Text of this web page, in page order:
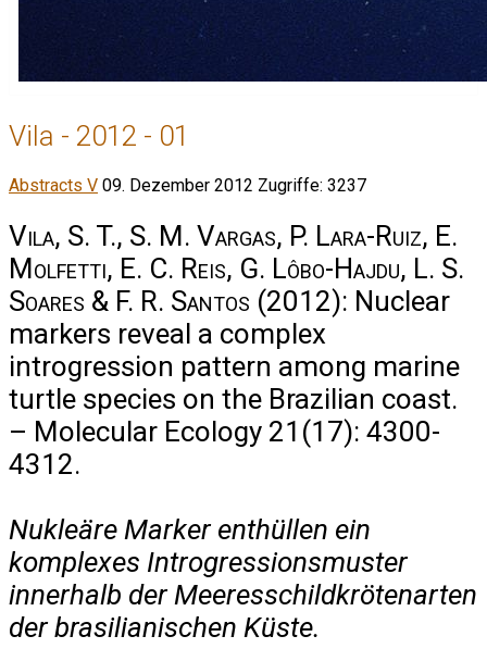
Vila - 2012 - 01
Abstracts V 09. Dezember 2012 Zugriffe: 3237
Vila, S. T., S. M. Vargas, P. Lara-Ruiz, E.
Molfetti, E. C. Reis, G. Lôbo-Hajdu, L. S.
Soares & F. R. Santos (2012): Nuclear
markers reveal a complex
introgression pattern among marine
turtle species on the Brazilian coast.
– Molecular Ecology 21(17): 4300-
4312.
Nukleäre Marker enthüllen ein
komplexes Introgressionsmuster
innerhalb der Meeresschildkrötenarten
der brasilianischen Küste.